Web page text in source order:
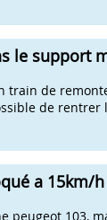
le support
train de
de rentrer
a 15km/
peugeot 103,